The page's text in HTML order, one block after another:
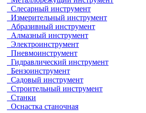
Слесарный инструмент
Измерительный инструмент
Абразивный инструмент
Алмазный инструмент
Электроинструмент
Пневмоинструмент
Гидравлический инструмент
Бензоинструмент
Садовый инструмент
Строительный инструмент
Станки
Оснастка станочная